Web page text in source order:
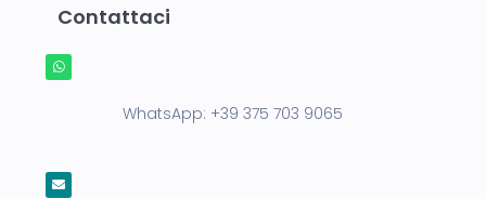
Contattaci
WhatsApp: +39 375 703 9065